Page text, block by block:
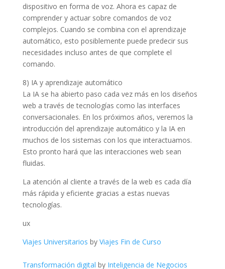
dispositivo en forma de voz. Ahora es capaz de
comprender y actuar sobre comandos de voz
complejos. Cuando se combina con el aprendizaje
automático, esto posiblemente puede predecir sus
necesidades incluso antes de que complete el
comando.
8) IA y aprendizaje automático
La IA se ha abierto paso cada vez más en los diseños
web a través de tecnologías como las interfaces
conversacionales. En los próximos años, veremos la
introducción del aprendizaje automático y la IA en
muchos de los sistemas con los que interactuamos.
Esto pronto hará que las interacciones web sean
fluidas.
La atención al cliente a través de la web es cada día
más rápida y eficiente gracias a estas nuevas
tecnologías.
ux
Viajes Universitarios by Viajes Fin de Curso
Transformación digital by Inteligencia de Negocios